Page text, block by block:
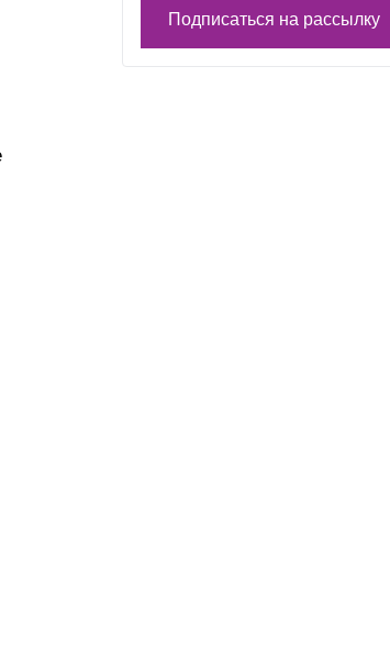
Подписаться на рассылку